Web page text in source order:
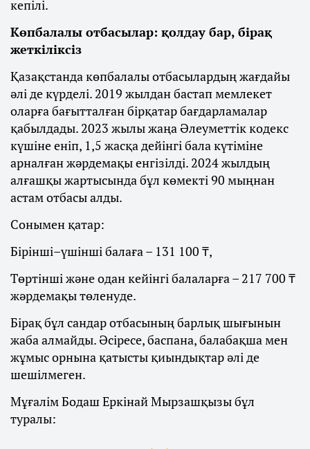
кепілі.
Көпбалалы отбасылар: қолдау бар, бірақ
жеткіліксіз
Қазақстанда көпбалалы отбасылардың жағдайы
әлі де күрделі. 2019 жылдан бастап мемлекет
оларға бағытталған бірқатар бағдарламалар
қабылдады. 2023 жылы жаңа Әлеуметтік кодекс
күшіне еніп, 1,5 жасқа дейінгі бала күтіміне
арналған жәрдемақы енгізілді. 2024 жылдың
алғашқы жартысында бұл көмекті 90 мыңнан
астам отбасы алды.
Сонымен қатар:
Бірінші–үшінші балаға – 131 100 ₸,
Төртінші және одан кейінгі балаларға – 217 700 ₸
жәрдемақы төленуде.
Бірақ бұл сандар отбасының барлық шығынын
жаба алмайды. Әсіресе, баспана, балабақша мен
жұмыс орнына қатысты қиындықтар әлі де
шешілмеген.
Мұғалім Бодаш Еркінай Мырзашқызы бұл
туралы: